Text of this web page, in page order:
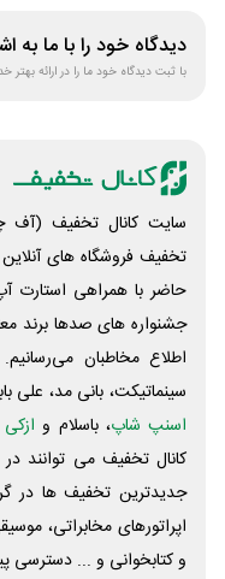
دیدگاه خود را با ما به
با ثبت دیدگاه خود ما را در ارائه بهتر
سایت کانال تخفیف (آف
تخفیف فروشگاه های
حاضر با همراهی استارت
جشنواره های صدها برند
اطلاع مخاطبان می‌رسانیم.
سینماتیکت، بانی مد، علی‌
اسنپ شاپ، باسلام و ازکی
کانال تخفیف می توانند
جدیدترین تخفیف ها در
اپراتورهای مخابراتی،
و کتابخوانی و ... دسترسی